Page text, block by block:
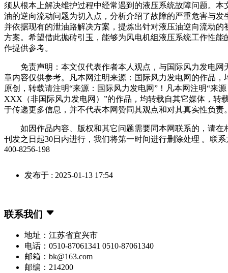
须从根本上解决维护过程中经常遇到的液压系统故障问题。本
油的逆向流动问题为切入点，分析介绍了故障的严重危害与发
并依据现有的泄油路解决方案，提炼出针对液压油逆向流动的
方案。希望借此抛砖引玉，能够为风电机组液压系统工作性能
作提供参考。
免责声明：本文仅代表作者本人观点，与国际风力发电网
章内容仅供参考。凡本网注明来源：国际风力发电网的作品，
原创，转载请注明“来源：国际风力发电网”！凡本网注明“来
XXX（非国际风力发电网）”的作品，均转载自其它媒体，转
于传递更多信息，并不代表本网赞同其观点和对其真实性负责
如因作品内容、版权和其它问题需要同本网联系的，请在
刊发之日起30日内进行，我们将第一时间进行删除处理 。联系
400-8256-198
发布于 : 2025-01-13 17:54
联系我们
地址：江苏省宜兴市
电话：0510-87061341 0510-87061340
邮箱：bk@163.com
邮编：214200